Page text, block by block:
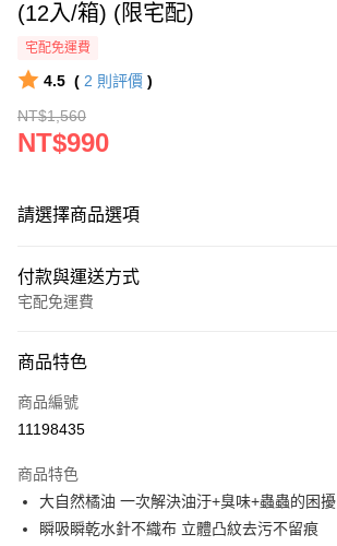
(12入/箱) (限宅配)
宅配免運費
4.5 ( 2 則評價 )
NT$1,560
NT$990
請選擇商品選項
付款與運送方式
宅配免運費
信用卡一次付款
LINE Pay
悠遊付
Google Pay
商品特色
商品編號
11198435
商品特色
大自然橘油 一次解決油汙+臭味+蟲蟲的困擾
瞬吸瞬乾水針不織布 立體凸紋去污不留痕